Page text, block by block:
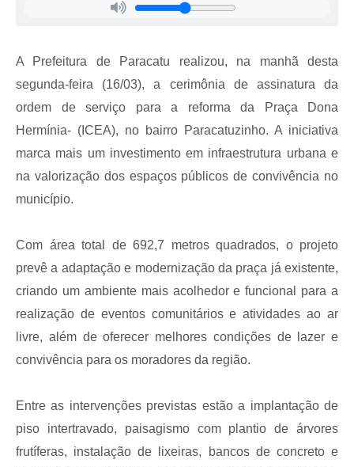
A Prefeitura de Paracatu realizou, na manhã desta
segunda-feira (16/03), a cerimônia de assinatura da
ordem de serviço para a reforma da Praça Dona
Hermínia- (ICEA), no bairro Paracatuzinho. A iniciativa
marca mais um investimento em infraestrutura urbana e
na valorização dos espaços públicos de convivência no
município.
Com área total de 692,7 metros quadrados, o projeto
prevê a adaptação e modernização da praça já existente,
criando um ambiente mais acolhedor e funcional para a
realização de eventos comunitários e atividades ao ar
livre, além de oferecer melhores condições de lazer e
convivência para os moradores da região.
Entre as intervenções previstas estão a implantação de
piso intertravado, paisagismo com plantio de árvores
frutíferas, instalação de lixeiras, bancos de concreto e